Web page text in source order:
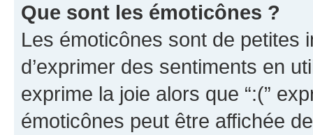
Que sont les émoticônes ?
Les émoticônes sont de petites
d’exprimer des sentiments en
exprime la joie alors que “:(”
émoticônes peut être affichée